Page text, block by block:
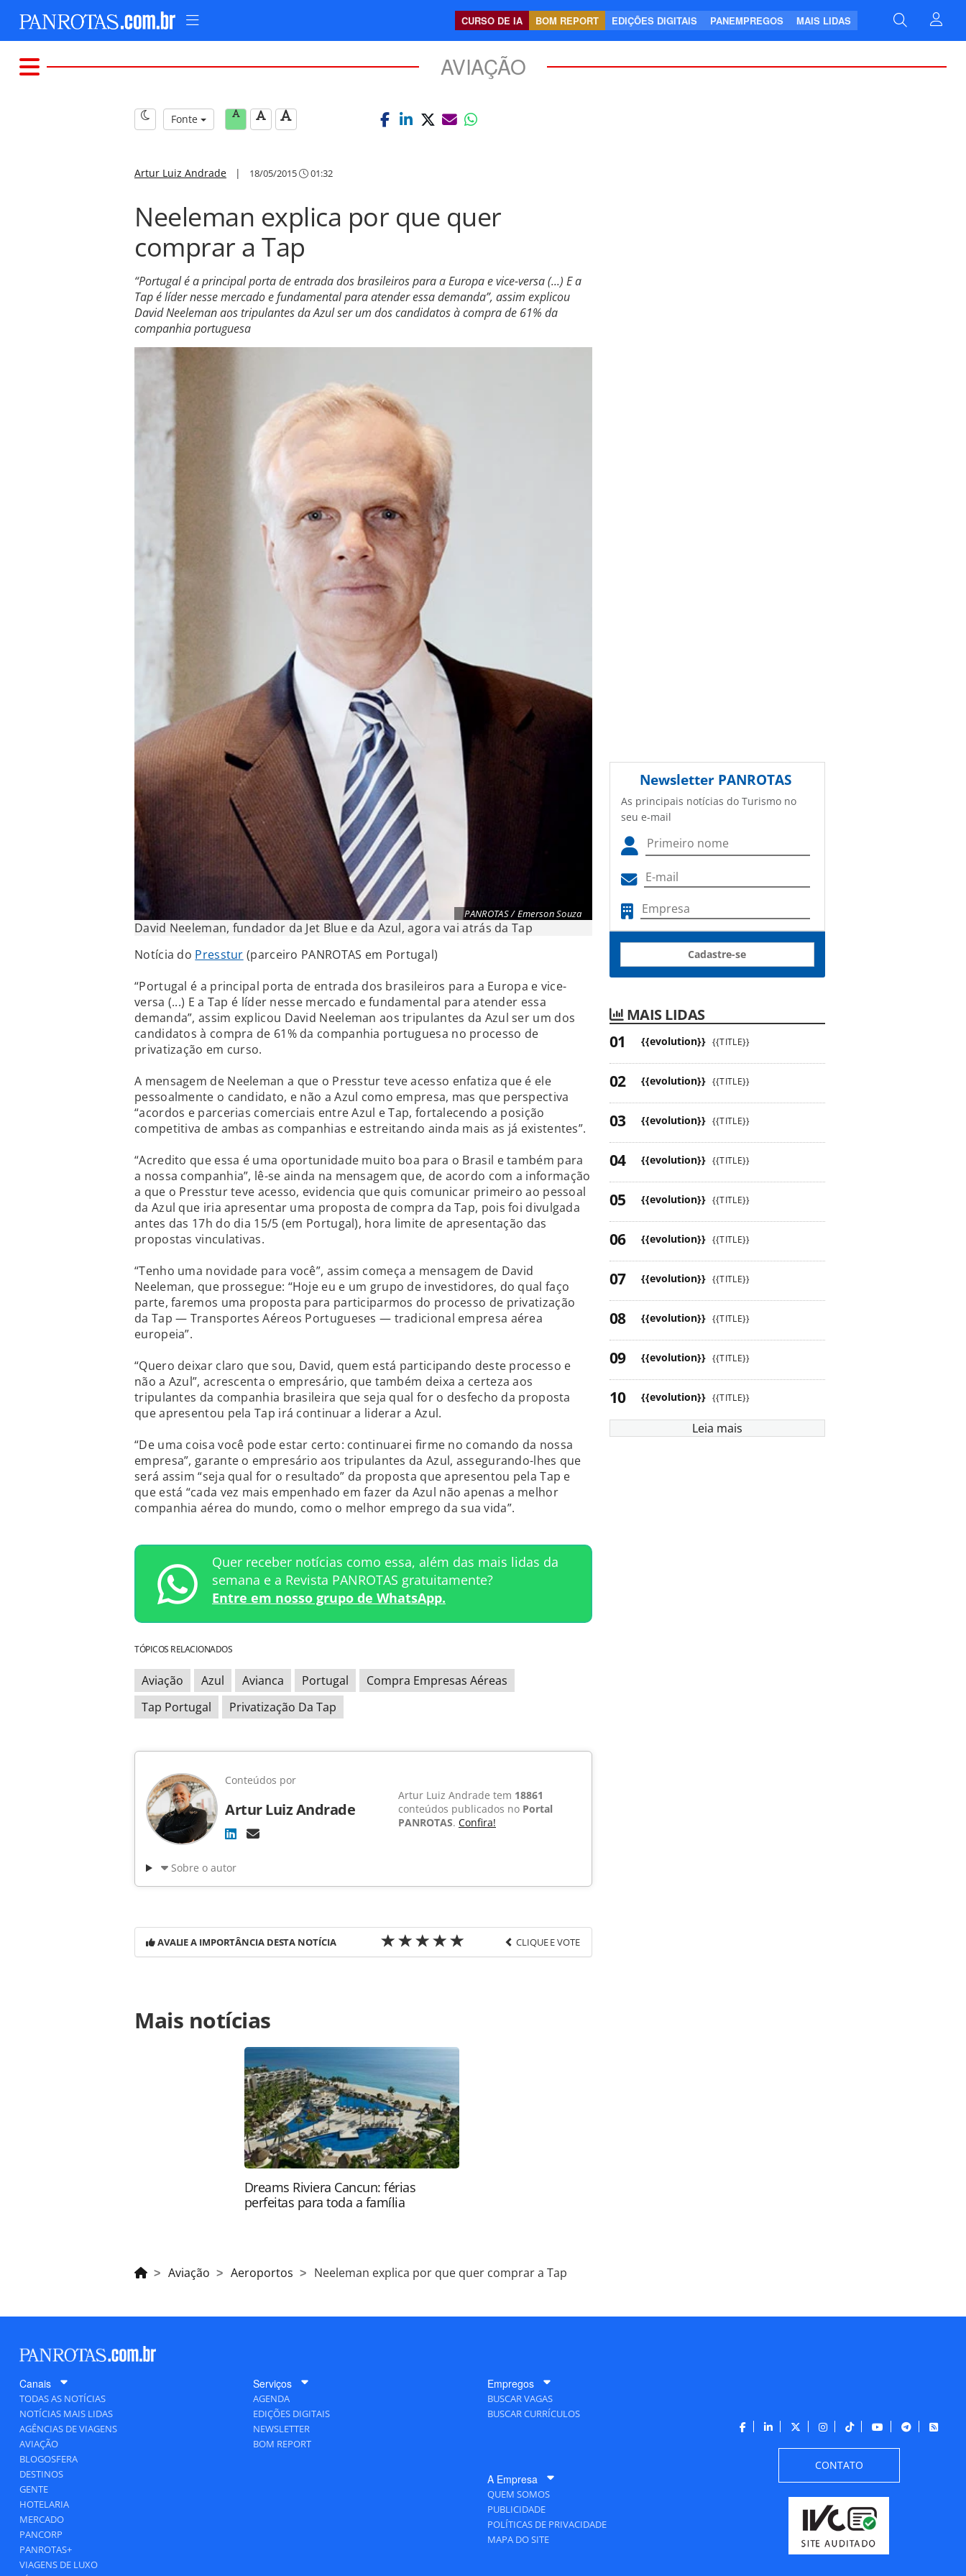
CURSO DE IA BOM REPORT EDIÇÕES DIGITAIS PANEMPREGOS MAIS LIDAS
AVIAÇÃO
Fonte
Artur Luiz Andrade | 18/05/2015 01:32
Neeleman explica por que quer
comprar a Tap
“Portugal é a principal porta de entrada dos brasileiros para a Europa e vice-versa (...) E a
Tap é líder nesse mercado e fundamental para atender essa demanda”, assim explicou
David Neeleman aos tripulantes da Azul ser um dos candidatos à compra de 61% da
companhia portuguesa
PANROTAS / Emerson Souza
David Neeleman, fundador da Jet Blue e da Azul, agora vai atrás da Tap
Notícia do Presstur (parceiro PANROTAS em Portugal)
“Portugal é a principal porta de entrada dos brasileiros para a Europa e vice-
versa (...) E a Tap é líder nesse mercado e fundamental para atender essa
demanda”, assim explicou David Neeleman aos tripulantes da Azul ser um dos
candidatos à compra de 61% da companhia portuguesa no processo de
privatização em curso.
A mensagem de Neeleman a que o Presstur teve acesso enfatiza que é ele
pessoalmente o candidato, e não a Azul como empresa, mas que perspectiva
“acordos e parcerias comerciais entre Azul e Tap, fortalecendo a posição
competitiva de ambas as companhias e estreitando ainda mais as já existentes”.
“Acredito que essa é uma oportunidade muito boa para o Brasil e também para
a nossa companhia”, lê-se ainda na mensagem que, de acordo com a informação
a que o Presstur teve acesso, evidencia que quis comunicar primeiro ao pessoal
da Azul que iria apresentar uma proposta de compra da Tap, pois foi divulgada
antes das 17h do dia 15/5 (em Portugal), hora limite de apresentação das
propostas vinculativas.
“Tenho uma novidade para você”, assim começa a mensagem de David
Neeleman, que prossegue: “Hoje eu e um grupo de investidores, do qual faço
parte, faremos uma proposta para participarmos do processo de privatização
da Tap — Transportes Aéreos Portugueses — tradicional empresa aérea
europeia”.
“Quero deixar claro que sou, David, quem está participando deste processo e
não a Azul”, acrescenta o empresário, que também deixa a certeza aos
tripulantes da companhia brasileira que seja qual for o desfecho da proposta
que apresentou pela Tap irá continuar a liderar a Azul.
“De uma coisa você pode estar certo: continuarei firme no comando da nossa
empresa”, garante o empresário aos tripulantes da Azul, assegurando-lhes que
será assim “seja qual for o resultado” da proposta que apresentou pela Tap e
que está “cada vez mais empenhado em fazer da Azul não apenas a melhor
companhia aérea do mundo, como o melhor emprego da sua vida”.
Quer receber notícias como essa, além das mais lidas da
semana e a Revista PANROTAS gratuitamente?
Entre em nosso grupo de WhatsApp.
TÓPICOS RELACIONADOS
Aviação Azul Avianca Portugal
Compra Empresas Aéreas
Tap Portugal
Privatização Da Tap
Conteúdos por
Artur Luiz Andrade
Artur Luiz Andrade tem 18861
conteúdos publicados no Portal
PANROTAS. Confira!
Sobre o autor
AVALIE A IMPORTÂNCIA DESTA NOTÍCIA CLIQUE E VOTE
https://www.panrotas.com.br/noticia-turismo/aviacao/2015/05/neeleman-explica-por-
que-quer-comprar-a-tap_114261.html ou as ferramentas oferecidas na página. Todo o
conteúdo produzido pela PANROTAS Editora é protegido pela legislação brasileira sobre
direito autoral. Não reproduza o conteúdo sem autorização da PANROTAS Editora
(copyright@panrotas.com.br).
Mais notícias
Dreams Riviera Cancun: férias
perfeitas para toda a família
Newsletter PANROTAS
As principais notícias do Turismo no
seu e-mail
Cadastre-se
MAIS LIDAS
{{evolution}} {{TITLE}}
{{evolution}} {{TITLE}}
{{evolution}} {{TITLE}}
{{evolution}} {{TITLE}}
{{evolution}} {{TITLE}}
{{evolution}} {{TITLE}}
{{evolution}} {{TITLE}}
{{evolution}} {{TITLE}}
{{evolution}} {{TITLE}}
{{evolution}} {{TITLE}}
Leia mais
Aviação Aeroportos Neeleman explica por que quer comprar a Tap
Canais
TODAS AS NOTÍCIAS
NOTÍCIAS MAIS LIDAS
AGÊNCIAS DE VIAGENS
AVIAÇÃO
BLOGOSFERA
DESTINOS
GENTE
HOTELARIA
MERCADO
PANCORP
PANROTAS+
VIAGENS DE LUXO
Serviços
AGENDA
EDIÇÕES DIGITAIS
NEWSLETTER
BOM REPORT
Empregos
BUSCAR VAGAS
BUSCAR CURRÍCULOS
A Empresa
QUEM SOMOS
PUBLICIDADE
POLÍTICAS DE PRIVACIDADE
MAPA DO SITE
CONTATO